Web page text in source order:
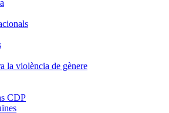
la violència de gènere
CDP